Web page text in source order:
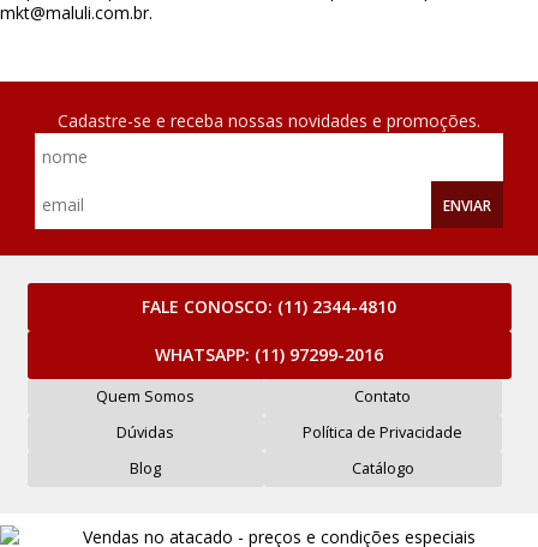
mkt@maluli.com.br.
Cadastre-se e receba nossas novidades e promoções.
ENVIAR
FALE CONOSCO: (11) 2344-4810
WHATSAPP: (11) 97299-2016
Quem Somos
Contato
Dúvidas
Política de Privacidade
Blog
Catálogo